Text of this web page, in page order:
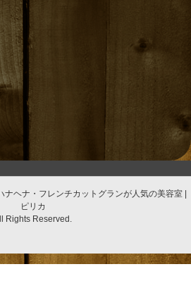
ヘナ・フレンチカットグランが人気の美容室 |
ピリカ
Rights Reserved.